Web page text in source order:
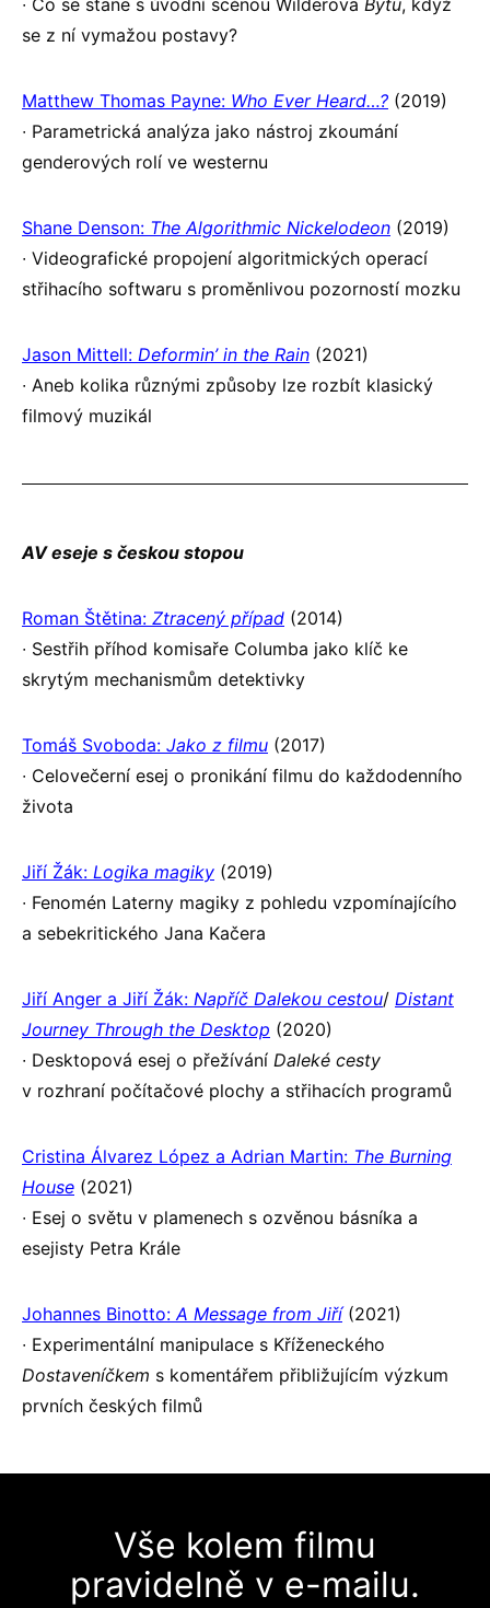
∙ Co se stane s úvodní scénou Wilderova Bytu, když
se z ní vymažou postavy?
Matthew Thomas Payne: Who Ever Heard…? (2019)
∙ Parametrická analýza jako nástroj zkoumání
genderových rolí ve westernu
Shane Denson: The Algorithmic Nickelodeon (2019)
∙ Videografické propojení algoritmických operací
střihacího softwaru s proměnlivou pozorností mozku
Jason Mittell: Deformin’ in the Rain (2021)
∙ Aneb kolika různými způsoby lze rozbít klasický
filmový muzikál
AV eseje s českou stopou
Roman Štětina: Ztracený případ (2014)
∙ Sestřih příhod komisaře Columba jako klíč ke
skrytým mechanismům detektivky
Tomáš Svoboda: Jako z filmu (2017)
∙ Celovečerní esej o pronikání filmu do každodenního
života
Jiří Žák: Logika magiky (2019)
∙ Fenomén Laterny magiky z pohledu vzpomínajícího
a sebekritického Jana Kačera
Jiří Anger a Jiří Žák: Napříč Dalekou cestou/ Distant
Journey Through the Desktop (2020)
∙ Desktopová esej o přežívání Daleké cesty
v rozhraní počítačové plochy a střihacích programů
Cristina Álvarez López a Adrian Martin: The Burning
House (2021)
∙ Esej o světu v plamenech s ozvěnou básníka a
esejisty Petra Krále
Johannes Binotto:A Message from Jiří(2021)
∙ Experimentální manipulace s Kříženeckého
Dostaveníčkem s komentářem přibližujícím výzkum
prvních českých filmů
Vše kolem filmu
pravidelně v e-mailu.